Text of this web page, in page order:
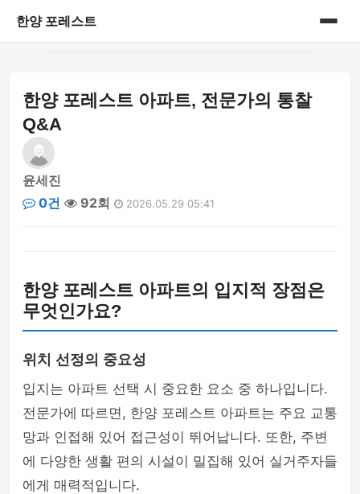
한양 포레스트
게시판
한양 포레스트 아파트, 전문가의 통찰
Q&A
윤세진
0건
92회 2026.05.29 05:41
한양 포레스트 아파트의 입지적 장점은
무엇인가요?
위치 선정의 중요성
입지는 아파트 선택 시 중요한 요소 중 하나입니다.
전문가에 따르면, 한양 포레스트 아파트는 주요 교통
망과 인접해 있어 접근성이 뛰어납니다. 또한, 주변
에 다양한 생활 편의 시설이 밀집해 있어 실거주자들
에게 매력적입니다.